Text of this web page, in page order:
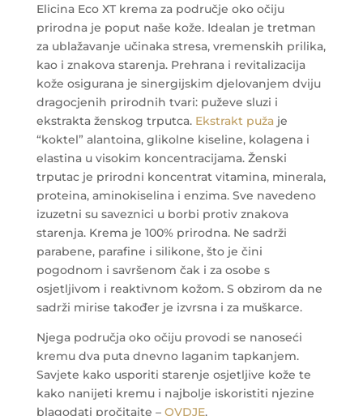
Elicina Eco XT krema za područje oko očiju
prirodna je poput naše kože. Idealan je tretman
za ublažavanje učinaka stresa, vremenskih prilika,
kao i znakova starenja. Prehrana i revitalizacija
kože osigurana je sinergijskim djelovanjem dviju
dragocjenih prirodnih tvari: puževe sluzi i
ekstrakta ženskog trputca. Ekstrakt pužaje
“koktel” alantoina, glikolne kiseline, kolagena i
elastina u visokim koncentracijama. Ženski
trputac je prirodni koncentrat vitamina, minerala,
proteina, aminokiselina i enzima. Sve navedeno
izuzetni su saveznici u borbi protiv znakova
starenja. Krema je 100% prirodna. Ne sadrži
parabene, parafine i silikone, što je čini
pogodnom i savršenom čak i za osobe s
osjetljivom i reaktivnom kožom. S obzirom da ne
sadrži mirise također je izvrsna i za muškarce.
Njega područja oko očiju provodi se nanoseći
kremu dva puta dnevno laganim tapkanjem.
Savjete kako usporiti starenje osjetljive kože te
kako nanijeti kremu i najbolje iskoristiti njezine
blagodati pročitajte – OVDJE.